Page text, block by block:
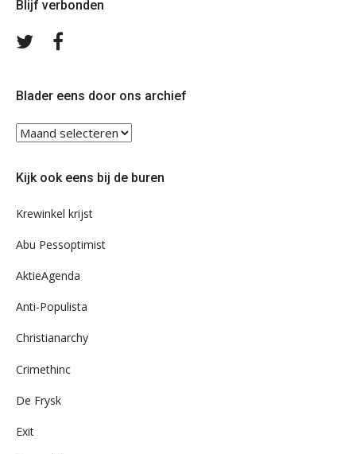
Blijf verbonden
Volg
Blader eens door ons archief
Blader
eens
ons
Kijk ook eens bij de buren
Krewinkel krijst
Abu Pessoptimist
AktieAgenda
Anti-Populista
Christianarchy
Crimethinc
De Frysk
Exit